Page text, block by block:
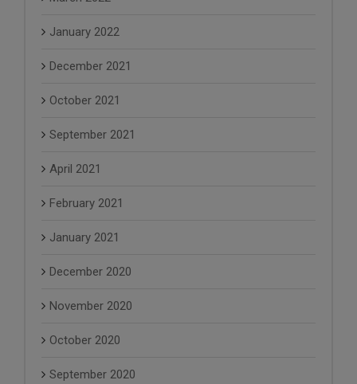
January 2022
December 2021
October 2021
September 2021
April 2021
February 2021
January 2021
December 2020
November 2020
October 2020
September 2020